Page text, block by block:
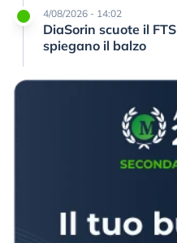
4/08/2026 - 14:02
DiaSorin scuote il
spiegano il balzo